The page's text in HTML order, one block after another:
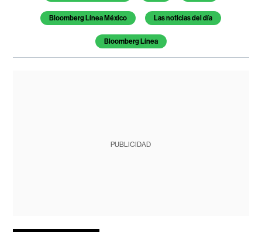
Bloomberg Línea México Las noticias del día
Bloomberg Línea
PUBLICIDAD